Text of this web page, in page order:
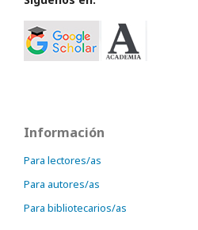
Información
Para lectores/as
Para autores/as
Para bibliotecarios/as